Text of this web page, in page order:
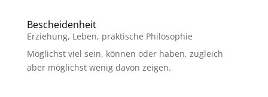
Bescheidenheit
Erziehung, Leben, praktische Philosophie
Möglichst viel sein, können oder haben, zugleich
aber möglichst wenig davon zeigen.